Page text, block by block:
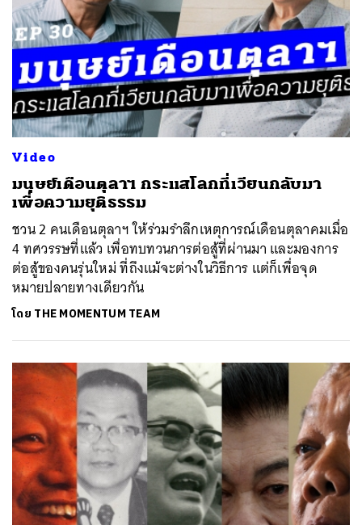
Video
มนุษย์เดือนตุลาฯ กระแสโลกที่เวียนกลับมา
เพื่อความยุติธรรม
ชวน 2 คนเดือนตุลาฯ ให้ร่วมรำลึกเหตุการณ์เดือนตุลาคมเมื่อ
4 ทศวรรษที่แล้ว เพื่อทบทวนการต่อสู้ที่ผ่านมา และมองการ
ต่อสู้ของคนรุ่นใหม่ ที่ถึงแม้จะต่างในวิธีการ แต่ก็เพื่อจุด
หมายปลายทางเดียวกัน
โดย THE MOMENTUM TEAM